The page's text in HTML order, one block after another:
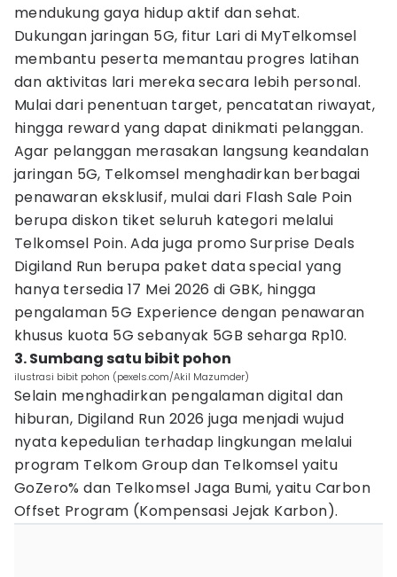
mendukung gaya hidup aktif dan sehat.
Dukungan jaringan 5G, fitur Lari di MyTelkomsel
membantu peserta memantau progres latihan
dan aktivitas lari mereka secara lebih personal.
Mulai dari penentuan target, pencatatan riwayat,
hingga reward yang dapat dinikmati pelanggan.
Agar pelanggan merasakan langsung keandalan
jaringan 5G, Telkomsel menghadirkan berbagai
penawaran eksklusif, mulai dari Flash Sale Poin
berupa diskon tiket seluruh kategori melalui
Telkomsel Poin. Ada juga promo Surprise Deals
Digiland Run berupa paket data special yang
hanya tersedia 17 Mei 2026 di GBK, hingga
pengalaman 5G Experience dengan penawaran
khusus kuota 5G sebanyak 5GB seharga Rp10.
3. Sumbang satu bibit pohon
ilustrasi bibit pohon (pexels.com/Akil Mazumder)
Selain menghadirkan pengalaman digital dan
hiburan, Digiland Run 2026 juga menjadi wujud
nyata kepedulian terhadap lingkungan melalui
program Telkom Group dan Telkomsel yaitu
GoZero% dan Telkomsel Jaga Bumi, yaitu Carbon
Offset Program (Kompensasi Jejak Karbon).